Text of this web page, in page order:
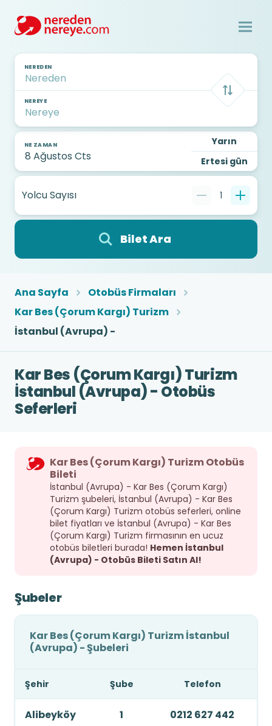
NEREDEN
NEREYE
NE ZAMAN
Yarın
Ertesi gün
Yolcu Sayısı 1
Bilet Ara
Ana Sayfa
Otobüs Firmaları
Kar Bes (Çorum Kargı) Turizm
İstanbul (Avrupa) -
Kar Bes (Çorum Kargı) Turizm
İstanbul (Avrupa) - Otobüs
Seferleri
Kar Bes (Çorum Kargı) Turizm Otobüs
Bileti
İstanbul (Avrupa) - Kar Bes (Çorum Kargı)
Turizm şubeleri, İstanbul (Avrupa) - Kar Bes
(Çorum Kargı) Turizm otobüs seferleri, online
bilet fiyatları ve İstanbul (Avrupa) - Kar Bes
(Çorum Kargı) Turizm firmasının en ucuz
otobüs biletleri burada! Hemen İstanbul
(Avrupa) - Otobüs Bileti Satın Al!
Şubeler
Kar Bes (Çorum Kargı) Turizm İstanbul
(Avrupa) - Şubeleri
Şehir Şube Telefon
Alibeyköy 1 0212 627 442